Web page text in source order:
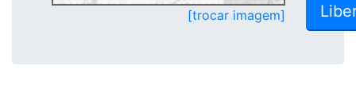
[trocar imagem]